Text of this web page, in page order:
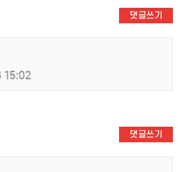
댓글쓰기
댓글쓰기